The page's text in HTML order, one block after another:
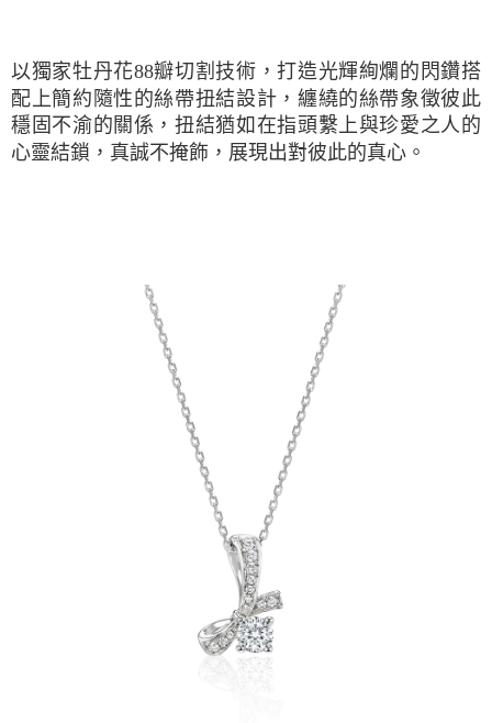
以獨家牡丹花88瓣切割技術，打造光輝絢爛的閃鑽搭
配上簡約隨性的絲帶扭結設計，纏繞的絲帶象徵彼此
穩固不渝的關係，扭結猶如在指頭繫上與珍愛之人的
心靈結鎖，真誠不掩飾，展現出對彼此的真心。